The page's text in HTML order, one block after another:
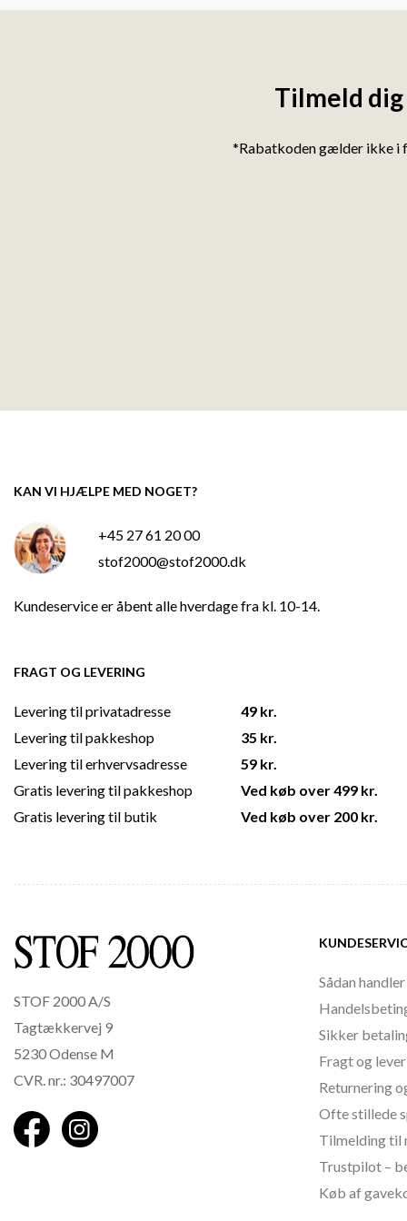
Tilmeld
*Rabatkoden gælder ikke i
KAN VI HJÆLPE MED NOGET?
+45 27 61 20 00
stof2000@stof2000.dk
Kundeservice er åbent alle hverdage fra kl. 10-14.
FRAGT OG LEVERING
Levering til privatadresse
Levering til pakkeshop
Levering til erhvervsadresse
Gratis levering til pakkeshop
Gratis levering til butik
49 kr.
35 kr.
59 kr.
Ved køb over 499 kr.
Ved køb over 200 kr.
STOF 2000 A/S
Tagtækkervej 9
5230 Odense M
CVR. nr.: 30497007
Sådan
Sikker
Fragt og
Returnering
Ofte stillede
Tilmelding til
Trustpilot –
Køb af